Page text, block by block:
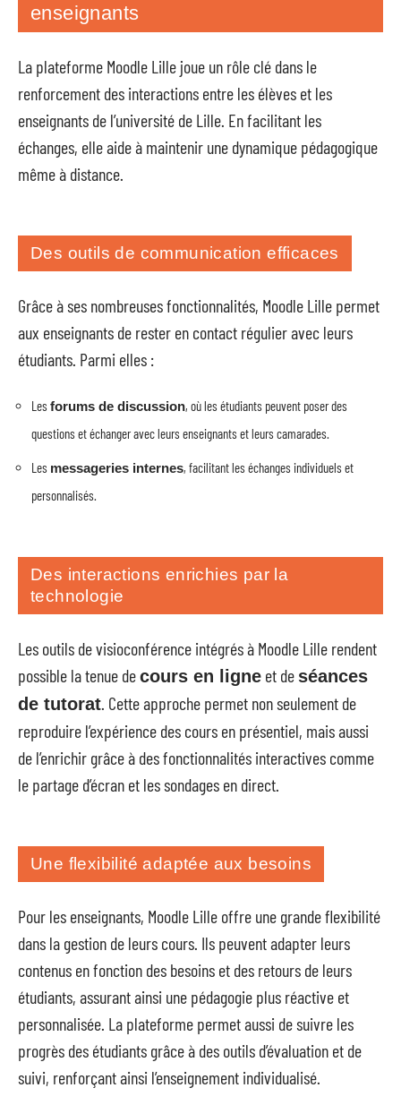
enseignants
La plateforme Moodle Lille joue un rôle clé dans le
renforcement des interactions entre les élèves et les
enseignants de l’université de Lille. En facilitant les
échanges, elle aide à maintenir une dynamique pédagogique
même à distance.
Des outils de communication efficaces
Grâce à ses nombreuses fonctionnalités, Moodle Lille permet
aux enseignants de rester en contact régulier avec leurs
étudiants. Parmi elles :
Les forums de discussion, où les étudiants peuvent poser des
questions et échanger avec leurs enseignants et leurs camarades.
Les messageries internes, facilitant les échanges individuels et
personnalisés.
Des interactions enrichies par la
technologie
Les outils de visioconférence intégrés à Moodle Lille rendent
possible la tenue decours en ligne et de séances
de tutorat . Cette approche permet non seulement de
reproduire l’expérience des cours en présentiel, mais aussi
de l’enrichir grâce à des fonctionnalités interactives comme
le partage d’écran et les sondages en direct.
Une flexibilité adaptée aux besoins
Pour les enseignants, Moodle Lille offre une grande flexibilité
dans la gestion de leurs cours. Ils peuvent adapter leurs
contenus en fonction des besoins et des retours de leurs
étudiants, assurant ainsi une pédagogie plus réactive et
personnalisée. La plateforme permet aussi de suivre les
progrès des étudiants grâce à des outils d’évaluation et de
suivi, renforçant ainsi l’enseignement individualisé.